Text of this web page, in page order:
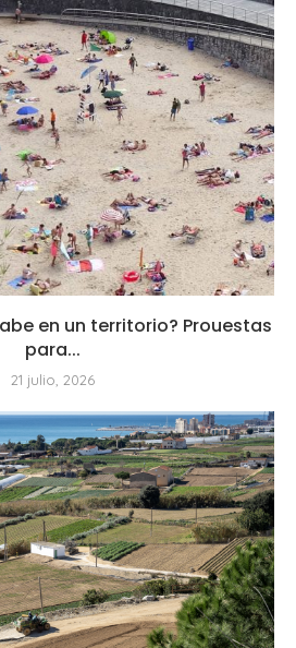
en un territorio? Prouestas
para...
21 julio, 2026